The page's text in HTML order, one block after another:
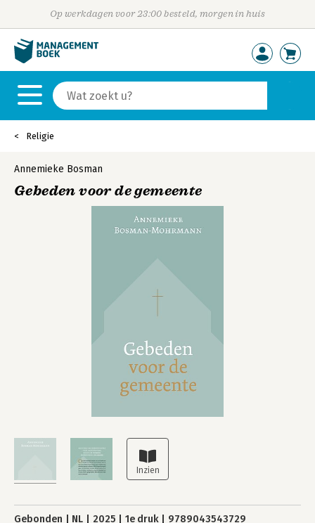
Op werkdagen voor 23:00 besteld, morgen in huis
Religie
Annemieke Bosman
Gebeden voor de gemeente
Gebonden NL 2025 1e druk 9789043543729